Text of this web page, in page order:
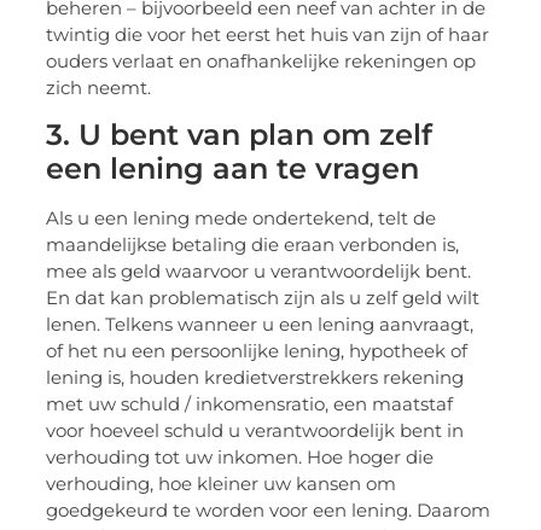
beheren – bijvoorbeeld een neef van achter in de
twintig die voor het eerst het huis van zijn of haar
ouders verlaat en onafhankelijke rekeningen op
zich neemt.
3. U bent van plan om zelf
een lening aan te vragen
Als u een lening mede ondertekend, telt de
maandelijkse betaling die eraan verbonden is,
mee als geld waarvoor u verantwoordelijk bent.
En dat kan problematisch zijn als u zelf geld wilt
lenen. Telkens wanneer u een lening aanvraagt,
of het nu een persoonlijke lening, hypotheek of
lening is, houden kredietverstrekkers rekening
met uw schuld / inkomensratio, een maatstaf
voor hoeveel schuld u verantwoordelijk bent in
verhouding tot uw inkomen. Hoe hoger die
verhouding, hoe kleiner uw kansen om
goedgekeurd te worden voor een lening. Daarom